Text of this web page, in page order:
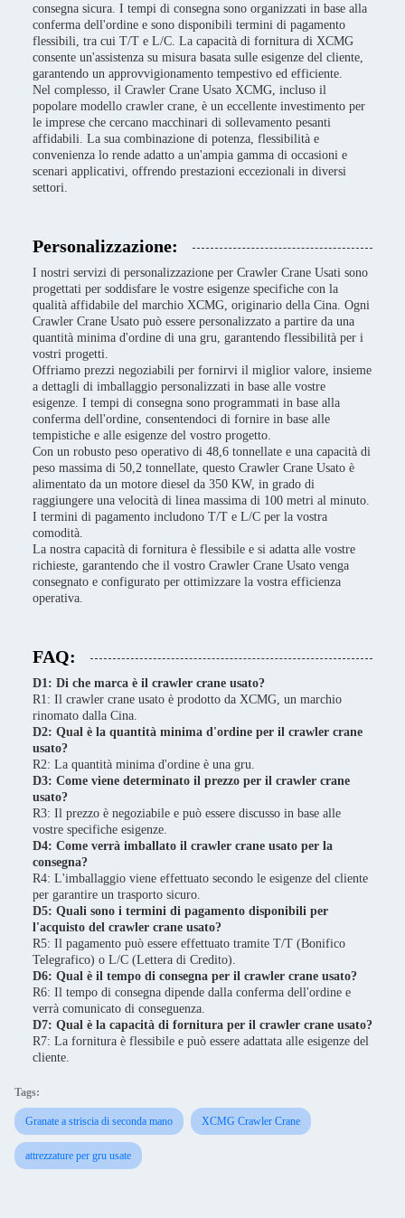
consegna sicura. I tempi di consegna sono organizzati in base alla
conferma dell'ordine e sono disponibili termini di pagamento
flessibili, tra cui T/T e L/C. La capacità di fornitura di XCMG
consente un'assistenza su misura basata sulle esigenze del cliente,
garantendo un approvvigionamento tempestivo ed efficiente.
Nel complesso, il Crawler Crane Usato XCMG, incluso il
popolare modello crawler crane, è un eccellente investimento per
le imprese che cercano macchinari di sollevamento pesanti
affidabili. La sua combinazione di potenza, flessibilità e
convenienza lo rende adatto a un'ampia gamma di occasioni e
scenari applicativi, offrendo prestazioni eccezionali in diversi
settori.
Personalizzazione:
I nostri servizi di personalizzazione per Crawler Crane Usati sono
progettati per soddisfare le vostre esigenze specifiche con la
qualità affidabile del marchio XCMG, originario della Cina. Ogni
Crawler Crane Usato può essere personalizzato a partire da una
quantità minima d'ordine di una gru, garantendo flessibilità per i
vostri progetti.
Offriamo prezzi negoziabili per fornirvi il miglior valore, insieme
a dettagli di imballaggio personalizzati in base alle vostre
esigenze. I tempi di consegna sono programmati in base alla
conferma dell'ordine, consentendoci di fornire in base alle
tempistiche e alle esigenze del vostro progetto.
Con un robusto peso operativo di 48,6 tonnellate e una capacità di
peso massima di 50,2 tonnellate, questo Crawler Crane Usato è
alimentato da un motore diesel da 350 KW, in grado di
raggiungere una velocità di linea massima di 100 metri al minuto.
I termini di pagamento includono T/T e L/C per la vostra
comodità.
La nostra capacità di fornitura è flessibile e si adatta alle vostre
richieste, garantendo che il vostro Crawler Crane Usato venga
consegnato e configurato per ottimizzare la vostra efficienza
operativa.
FAQ:
D1: Di che marca è il crawler crane usato?
R1: Il crawler crane usato è prodotto da XCMG, un marchio
rinomato dalla Cina.
D2: Qual è la quantità minima d'ordine per il crawler crane
usato?
R2: La quantità minima d'ordine è una gru.
D3: Come viene determinato il prezzo per il crawler crane
usato?
R3: Il prezzo è negoziabile e può essere discusso in base alle
vostre specifiche esigenze.
D4: Come verrà imballato il crawler crane usato per la
consegna?
R4: L'imballaggio viene effettuato secondo le esigenze del cliente
per garantire un trasporto sicuro.
D5: Quali sono i termini di pagamento disponibili per
l'acquisto del crawler crane usato?
R5: Il pagamento può essere effettuato tramite T/T (Bonifico
Telegrafico) o L/C (Lettera di Credito).
D6: Qual è il tempo di consegna per il crawler crane usato?
R6: Il tempo di consegna dipende dalla conferma dell'ordine e
verrà comunicato di conseguenza.
D7: Qual è la capacità di fornitura per il crawler crane usato?
R7: La fornitura è flessibile e può essere adattata alle esigenze del
cliente.
Tags:
Granate a striscia di seconda mano XCMG Crawler Crane
attrezzature per gru usate